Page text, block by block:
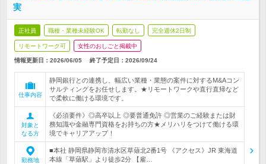
実
正社員 職種・業種未経験OK 転勤なし 完全週休2日制
リモートワーク可 女性のおしごと掲載中
情報更新日：2026/06/05 終了予定日： 2026/09/24
仕事内容
静岡銀行との連携し、幅広い業種・業態の案件に対するM&Aコン
サルティングをお任せします。★リモートワークや直行直帰など
で柔軟に働ける環境です。
対象と
なる方
《必須要件》◎高卒以上 ◎要普通免許 ◎営業のご経験または財
務知識や金融専門資格をお持ちの方★メリハリをつけて働ける環
境でキャリアアップ！
勤務地
■本社 静岡県静岡市清水区草薙北2番1号 《アクセス》JR 東海道
本線「草薙駅」より徒歩2分 【雇…